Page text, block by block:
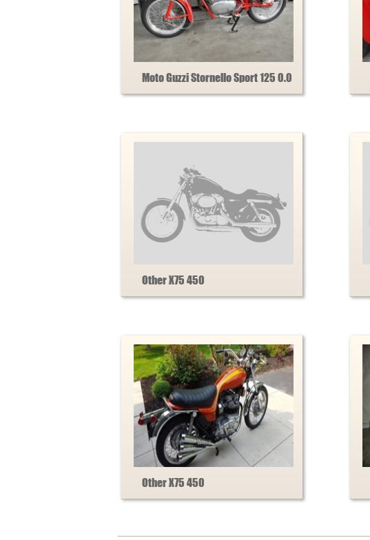
Moto Guzzi Stornello Sport 125 0.0
Other X75 450
Other X75 450